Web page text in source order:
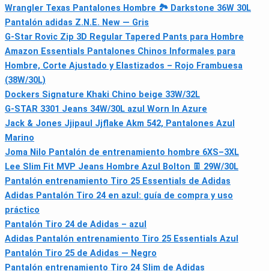
Wrangler Texas Pantalones Hombre 🏞️ Darkstone 36W 30L
Pantalón adidas Z.N.E. New — Gris
G-Star Rovic Zip 3D Regular Tapered Pants para Hombre
Amazon Essentials Pantalones Chinos Informales para
Hombre, Corte Ajustado y Elastizados – Rojo Frambuesa
(38W/30L)
Dockers Signature Khaki Chino beige 33W/32L
G-STAR 3301 Jeans 34W/30L azul Worn In Azure
Jack & Jones Jjipaul Jjflake Akm 542, Pantalones Azul
Marino
Joma Nilo Pantalón de entrenamiento hombre 6XS–3XL
Lee Slim Fit MVP Jeans Hombre Azul Bolton 👖 29W/30L
Pantalón entrenamiento Tiro 25 Essentials de Adidas
Adidas Pantalón Tiro 24 en azul: guía de compra y uso
práctico
Pantalón Tiro 24 de Adidas – azul
Adidas Pantalón entrenamiento Tiro 25 Essentials Azul
Pantalón Tiro 25 de Adidas — Negro
Pantalón entrenamiento Tiro 24 Slim de Adidas